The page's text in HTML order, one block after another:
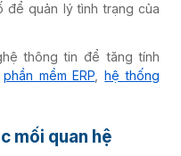
để quản lý tình trạng của
thông tin để tăng tính
phần mềm ERP ,hệ thống
mối quan hệ